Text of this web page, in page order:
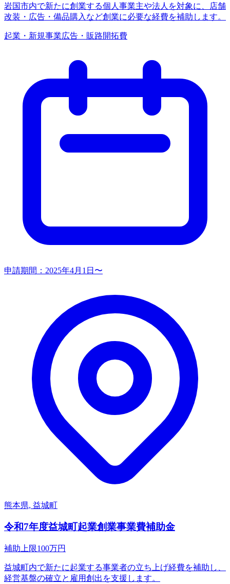
岩国市内で新たに創業する個人事業主や法人を対象に、店舗
改装・広告・備品購入など創業に必要な経費を補助します。
起業・新規事業広告・販路開拓費
申請期間： 2025年4月1日〜
熊本県, 益城町
令和7年度益城町起業創業事業費補助金
補助上限100万円
益城町内で新たに起業する事業者の立ち上げ経費を補助し、
経営基盤の確立と雇用創出を支援します。